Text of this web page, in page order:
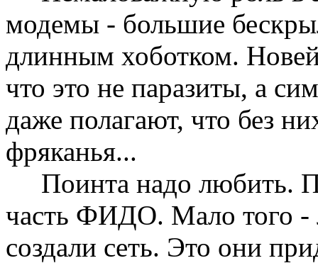
модемы - большие
длинным хоботком.
что это не паразиты, а
даже полагают, что без
фряканья...
Поинта надо любить.
часть ФИДО. Мало того -
создали сеть. Это они